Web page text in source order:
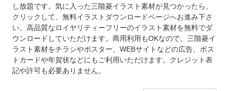
し放題です。気に入った三階菱イラスト素材が見つかったら、
クリックして、無料イラストダウンロードページへお進み下さ
い。高品質なロイヤリティーフリーのイラスト素材を無料でダ
ウンロードしていただけます。商用利用もOKなので、三階菱イ
ラスト素材をチラシやポスター、WEBサイトなどの広告、ポス
トカードや年賀状などにもご利用いただけます。クレジット表
記や許可も必要ありません。